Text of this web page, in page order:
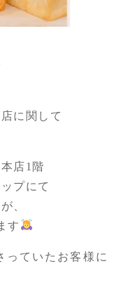
に関して
店1階
ップにて
、
す
っていたお客様に